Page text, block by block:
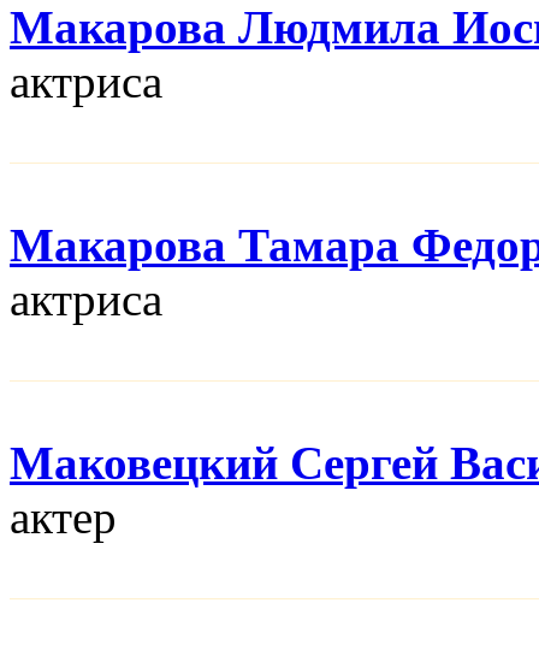
Макарова Людмила
актриса
Макарова Тамара
актриса
Маковецкий Сергей
актер